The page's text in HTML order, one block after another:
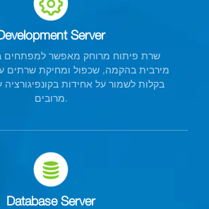
Server
שרת פיתוח מרוחק מאפשר למפתחים
מירבית בהקמה, שכפול ומחיקת שרתים
בקלות לשמור על אחידות בקונפיגורציה
מרובים.
Database Server